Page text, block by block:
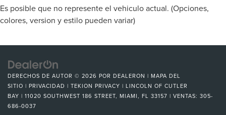
Es posible que no represente el vehiculo actual. (Opciones,
colores, version y estilo pueden variar)
DERECHOS DE AUTOR © 2026 POR DEALERON | MAPA DEL
SITIO | PRIVACIDAD | TEKION PRIVACY | LINCOLN OF CUTLER
BAY | 11020 SOUTHWEST 186 STREET, MIAMI, FL 33157 | VENTAS: 305-
686-0037